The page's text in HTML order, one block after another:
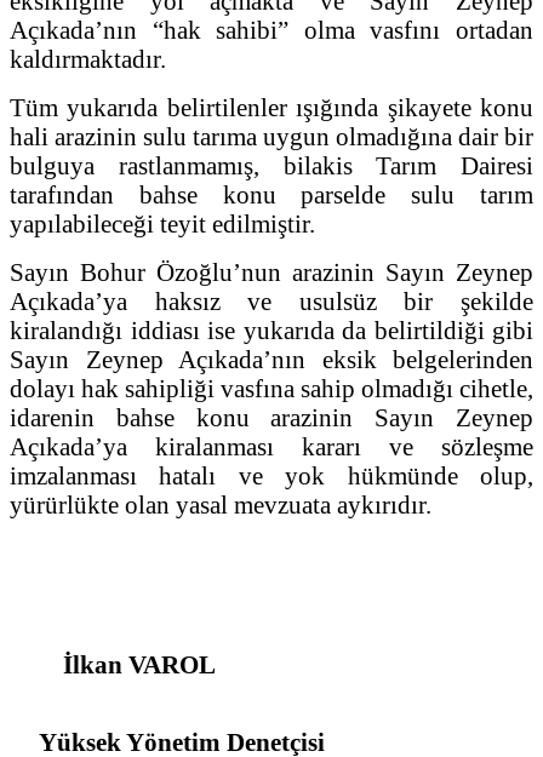
Açıkada’nın “hak sahibi” olma vasfını ortadan
kaldırmaktadır.
Tüm yukarıda belirtilenler ışığında şikayete konu
hali arazinin sulu tarıma uygun olmadığına dair bir
bulguya rastlanmamış, bilakis Tarım Dairesi
tarafından bahse konu parselde sulu tarım
yapılabileceği teyit edilmiştir.
Sayın Bohur Özoğlu’nun arazinin Sayın Zeynep
Açıkada’ya haksız ve usulsüz bir şekilde
kiralandığı iddiası ise yukarıda da belirtildiği gibi
Sayın Zeynep Açıkada’nın eksik belgelerinden
dolayı hak sahipliği vasfına sahip olmadığı cihetle,
idarenin bahse konu arazinin Sayın Zeynep
Açıkada’ya kiralanması kararı ve sözleşme
imzalanması hatalı ve yok hükmünde olup,
yürürlükte olan yasal mevzuata aykırıdır.
İlkan VAROL
Yüksek Yönetim Denetçisi